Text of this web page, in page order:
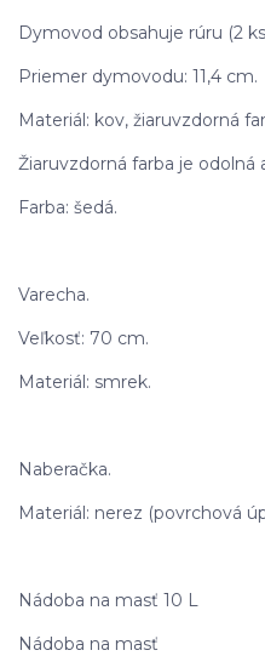
Dymovod obsahuje rúru (2
Priemer dymovodu: 11,4 cm.
Materiál: kov, žiaruvzdorná
Žiaruvzdorná farba je odolná
Farba: šedá.
Varecha.
Veľkosť: 70 cm.
Materiál: smrek.
Naberačka.
Materiál: nerez (povrchová
Nádoba na masť 10 L
Nádoba na masť